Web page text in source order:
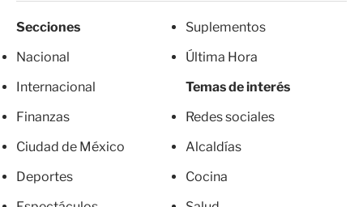
Secciones
Nacional
Internacional
Finanzas
Ciudad de México
Deportes
Suplementos
Última Hora
Temas de interés
Redes sociales
Alcaldías
Cocina